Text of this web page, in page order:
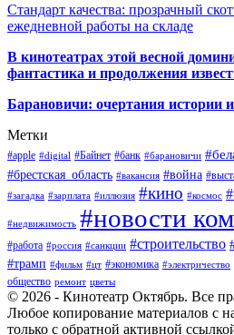
Стандарт качества: прозрачный
ежедневной работы на складе
В кинотеатрах этой весной
фантастика и продолжения
Барановичи: очертания истории
Метки
#apple #digital #Байнет #банк #барановичи
#брестская_область #вакансия #война
#загадка #зарплата #иллюзия #кино #космос
#недвижимость #новости
#работа #россия #санкции #строительство
#трамп #фильм #цт #экономика #электричество
общество ремонт цветы
© 2026 - Кинотеатр Октябрь. Все
Любое копирование материалов с
только с обратной активной